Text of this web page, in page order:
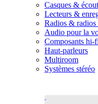
Casques &
Lecteurs &
Radios & radios
Audio pour la
Composants hi-fi
Haut-parleurs
Multiroom
Systèmes stéréo